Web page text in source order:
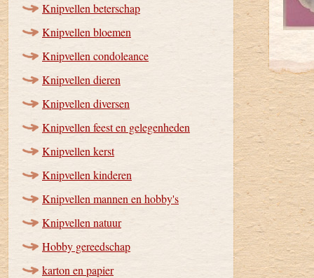
Knipvellen beterschap
Knipvellen bloemen
Knipvellen condoleance
Knipvellen dieren
Knipvellen diversen
Knipvellen feest en gelegenheden
Knipvellen kerst
Knipvellen kinderen
Knipvellen mannen en hobby's
Knipvellen natuur
Hobby gereedschap
karton en papier